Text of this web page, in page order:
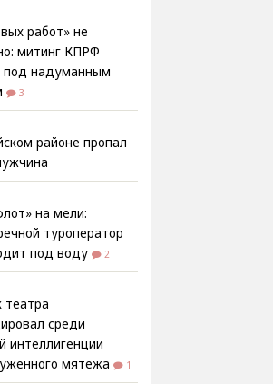
работ» не
митинг КПРФ
под надуманным
3
районе пропал
на мели:
туроператор
под воду
2
театра
среди
интеллигенции
мятежа
1